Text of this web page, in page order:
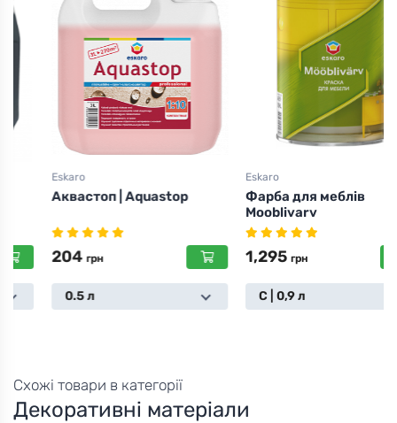
Аквастоп | Aquastop
204 грн
Фарба для меблів
Mooblivarv
1,295 грн
С | 0,9 л
Схожі товари в категорії
Декоративні матеріали